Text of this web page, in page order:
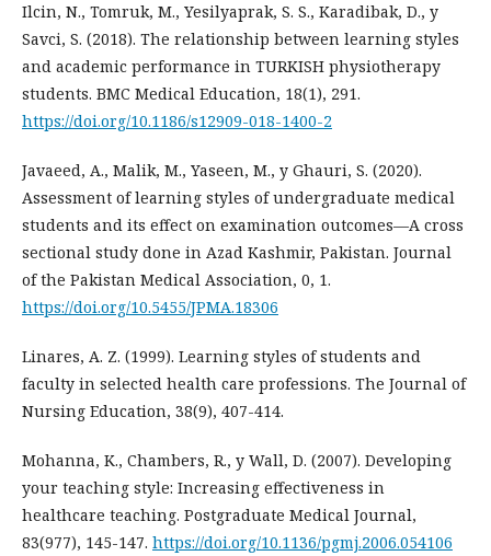
Ilcin, N., Tomruk, M., Yesilyaprak, S. S., Karadibak, D., y
Savci, S. (2018). The relationship between learning styles
and academic performance in TURKISH physiotherapy
students. BMC Medical Education, 18(1), 291.
https://doi.org/10.1186/s12909-018-1400-2
Javaeed, A., Malik, M., Yaseen, M., y Ghauri, S. (2020).
Assessment of learning styles of undergraduate medical
students and its effect on examination outcomes—A cross
sectional study done in Azad Kashmir, Pakistan. Journal
of the Pakistan Medical Association, 0, 1.
https://doi.org/10.5455/JPMA.18306
Linares, A. Z. (1999). Learning styles of students and
faculty in selected health care professions. The Journal of
Nursing Education, 38(9), 407-414.
Mohanna, K., Chambers, R., y Wall, D. (2007). Developing
your teaching style: Increasing effectiveness in
healthcare teaching. Postgraduate Medical Journal,
83(977), 145-147. https://doi.org/10.1136/pgmj.2006.054106